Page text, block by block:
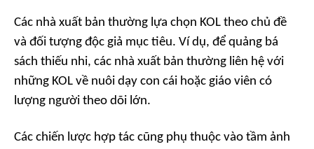
Các nhà xuất bản thường lựa chọn KOL theo chủ đề
và đối tượng độc giả mục tiêu. Ví dụ, để quảng bá
sách thiếu nhi, các nhà xuất bản thường liên hệ với
những KOL về nuôi dạy con cái hoặc giáo viên có
lượng người theo dõi lớn.
Các chiến lược hợp tác cũng phụ thuộc vào tầm ảnh